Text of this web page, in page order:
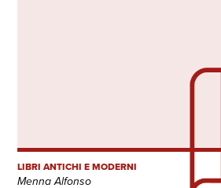
LIBRI ANTICHI E MODERNI
Menna Alfonso